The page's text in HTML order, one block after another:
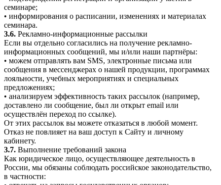
семинаре;
• информирования о расписании, изменениях и материалах
семинара.
3.6. Рекламно-информационные рассылки
Если вы отдельно согласились на получение рекламно-
информационных сообщений, мы и/или наши партнёры:
• можем отправлять вам SMS, электронные письма или
сообщения в мессенджерах о нашей продукции, программах
лояльности, учебных мероприятиях и специальных
предложениях;
• анализируем эффективность таких рассылок (например,
доставлено ли сообщение, был ли открыт email или
осуществлён переход по ссылке).
От этих рассылок вы можете отказаться в любой момент.
Отказ не повлияет на ваш доступ к Сайту и личному
кабинету.
3.7. Выполнение требований закона
Как юридическое лицо, осуществляющее деятельность в
России, мы обязаны соблюдать российское законодательство,
в частности: